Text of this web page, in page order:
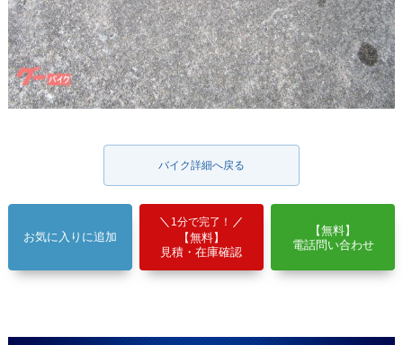
バイク詳細へ戻る
お気に入りに追加
1分で完了！
【無料】
見積・在庫確認
【無料】
電話問い合わせ